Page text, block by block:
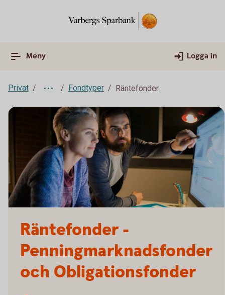
Meny Logga in
Privat Fondtyper Räntefonder
Räntefonder -
Penningmarknadsfonder
och Obligationsfonder